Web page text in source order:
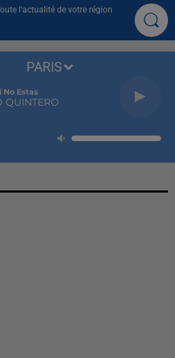
l'actualité de votre région
No Estas
QUINTERO
PARIS